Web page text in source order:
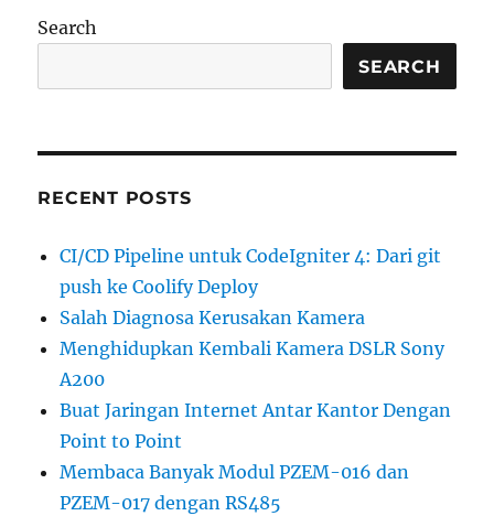
kuis
Astronomi
Search
SEARCH
RECENT POSTS
CI/CD Pipeline untuk CodeIgniter 4: Dari git
push ke Coolify Deploy
Salah Diagnosa Kerusakan Kamera
Menghidupkan Kembali Kamera DSLR Sony
A200
Buat Jaringan Internet Antar Kantor Dengan
Point to Point
Membaca Banyak Modul PZEM-016 dan
PZEM-017 dengan RS485